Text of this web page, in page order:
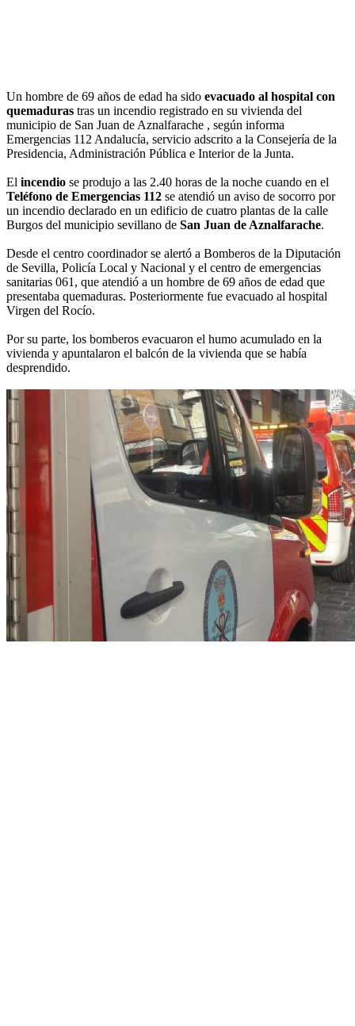
Un hombre de 69 años de edad ha sido evacuado al hospital con
quemaduras tras un incendio registrado en su vivienda del
municipio de San Juan de Aznalfarache , según informa
Emergencias 112 Andalucía, servicio adscrito a la Consejería de la
Presidencia, Administración Pública e Interior de la Junta.
El incendio se produjo a las 2.40 horas de la noche cuando en el
Teléfono de Emergencias 112 se atendió un aviso de socorro por
un incendio declarado en un edificio de cuatro plantas de la calle
Burgos del municipio sevillano de San Juan de Aznalfarache.
Desde el centro coordinador se alertó a Bomberos de la Diputación
de Sevilla, Policía Local y Nacional y el centro de emergencias
sanitarias 061, que atendió a un hombre de 69 años de edad que
presentaba quemaduras. Posteriormente fue evacuado al hospital
Virgen del Rocío.
Por su parte, los bomberos evacuaron el humo acumulado en la
vivienda y apuntalaron el balcón de la vivienda que se había
desprendido.